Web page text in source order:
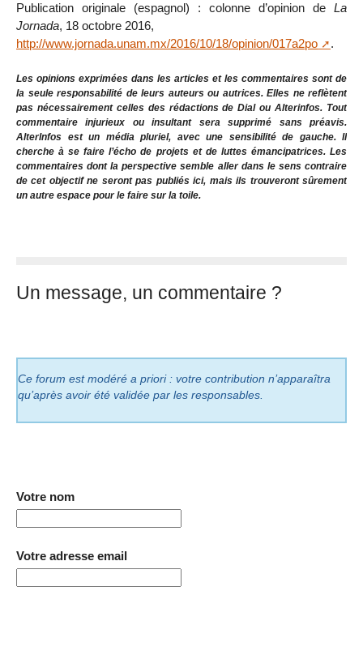
Publication originale (espagnol) : colonne d’opinion de La
Jornada, 18 octobre 2016,
http://www.jornada.unam.mx/2016/10/18/opinion/017a2po
.
Les opinions exprimées dans les articles et les commentaires sont de
la seule responsabilité de leurs auteurs ou autrices. Elles ne reflètent
pas nécessairement celles des rédactions de Dial ou Alterinfos. Tout
commentaire injurieux ou insultant sera supprimé sans préavis.
AlterInfos est un média pluriel, avec une sensibilité de gauche. Il
cherche à se faire l’écho de projets et de luttes émancipatrices. Les
commentaires dont la perspective semble aller dans le sens contraire
de cet objectif ne seront pas publiés ici, mais ils trouveront sûrement
un autre espace pour le faire sur la toile.
Un message, un commentaire ?
Ce forum est modéré a priori : votre contribution n’apparaîtra
qu’après avoir été validée par les responsables.
Votre nom
Votre adresse email